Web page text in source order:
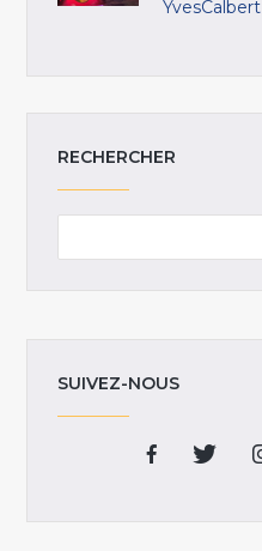
YvesCalbert
RECHERCHER
SUIVEZ-NOUS